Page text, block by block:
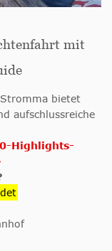
mit
bietet
aufschlussreiche
Highlights-